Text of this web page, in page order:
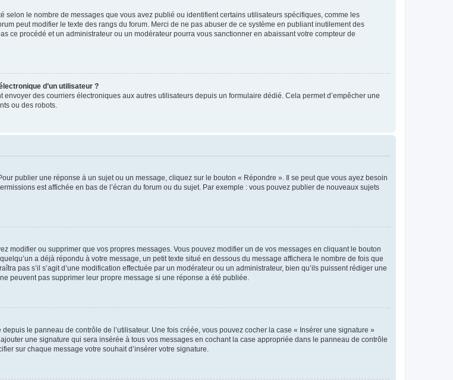
selon le nombre de messages que vous avez publié ou identifient certains utilisateurs spécifiques, comme les
peut modifier le texte des rangs du forum. Merci de ne pas abuser de ce système en publiant inutilement des
ce procédé et un administrateur ou un modérateur pourra vous sanctionner en abaissant votre compteur de
d’un utilisateur ?
des courriers électroniques aux autres utilisateurs depuis un formulaire dédié. Cela permet d’empêcher une
ou des robots.
publier une réponse à un sujet ou un message, cliquez sur le bouton « Répondre ». Il se peut que vous ayez besoin
est affichée en bas de l’écran du forum ou du sujet. Par exemple : vous pouvez publier de nouveaux sujets
modifier ou supprimer que vos propres messages. Vous pouvez modifier un de vos messages en cliquant le bouton
a déjà répondu à votre message, un petit texte situé en dessous du message affichera le nombre de fois que
pas s’il s’agit d’une modification effectuée par un modérateur ou un administrateur, bien qu’ils puissent rédiger une
peuvent pas supprimer leur propre message si une réponse a été publiée.
le panneau de contrôle de l’utilisateur. Une fois créée, vous pouvez cocher la case « Insérer une signature »
une signature qui sera insérée à tous vos messages en cochant la case appropriée dans le panneau de contrôle
sur chaque message votre souhait d’insérer votre signature.